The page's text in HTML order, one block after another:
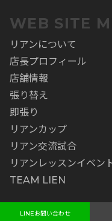
LINEお問い合わせ
WEB SITE
リアンについて
店長プロフィール
店舗情報
張り替え
即張り
リアンカップ
リアン交流試合
リアンレッスンイベン
TEAM LIEN